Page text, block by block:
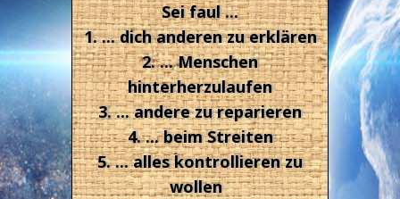
Sei faul ...
1. ... dich anderen zu erklären
2. ... Menschen
hinterherzulaufen
3. ... andere zu reparieren
4. ... beim Streiten
5. ... alles kontrollieren zu
wollen